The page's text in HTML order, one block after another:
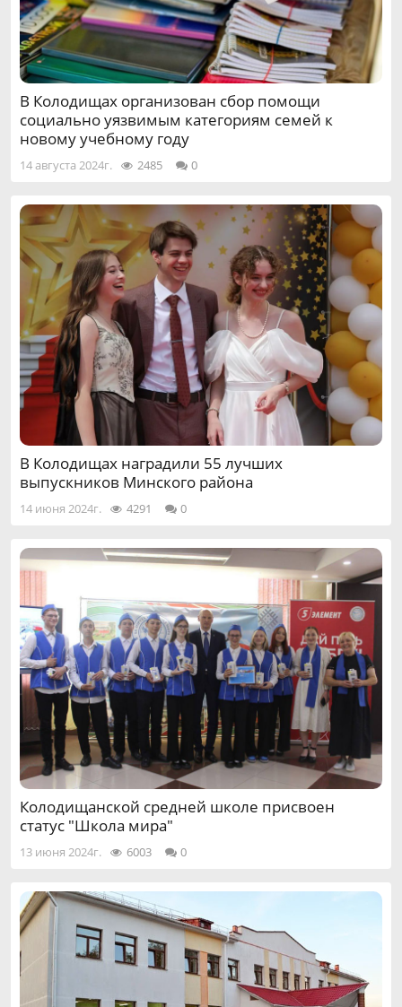
В Колодищах организован сбор помощи
социально уязвимым категориям семей к
новому учебному году
14 августа 2024г. 2485 0
В Колодищах наградили 55 лучших
выпускников Минского района
14 июня 2024г. 4291 0
Колодищанской средней школе присвоен
статус "Школа мира"
13 июня 2024г. 6003 0